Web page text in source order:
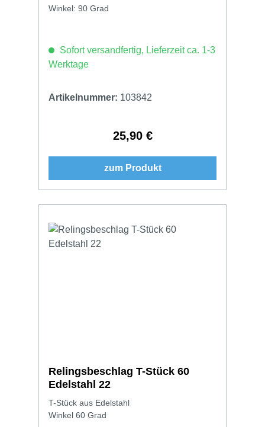
Winkel: 90 Grad
Sofort versandfertig, Lieferzeit ca. 1-3
Werktage
Artikelnummer: 103842
Regulärer Preis:
25,90 €
zum Produkt
Relingsbeschlag T-Stück 60
Edelstahl 22
T-Stück aus Edelstahl
Winkel 60 Grad